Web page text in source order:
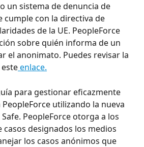
un sistema de denuncia de
cumple con la directiva de
de la UE. PeopleForce
sobre quién informa de un
el anonimato. Puedes revisar la
enlace.
para gestionar eficazmente
utilizando la nueva
PeopleForce otorga a los
designados los medios
los casos anónimos que